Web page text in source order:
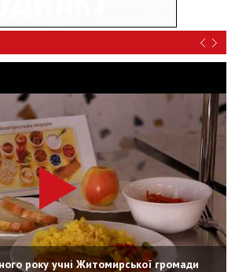
року учні Житомирської громади